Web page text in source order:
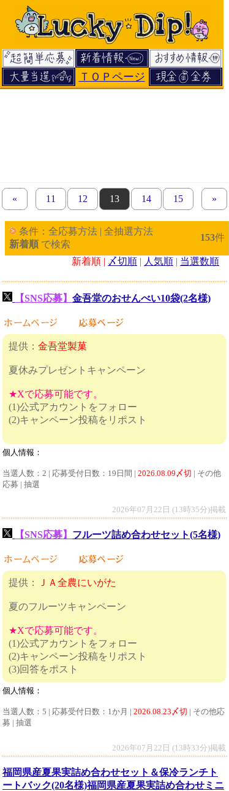
ＴＯＰページ
« previous set of pages
page
11 page
12 page
13 page
14 page
15 »
条件：全応募方法 | 全抽選方法
新着順 で検索
153件
新着順 | 〆切順 | 人気順 | 当選数順
【SNS応募】 金吾堂のおせんべい10袋(2名様)
提供： 金吾堂製菓
夏休みプレゼントキャンペーン
★Xで応募可能です。
(1)公式アカウントをフォロー
(2)キャンペーン投稿をリポスト
個人情報：
当選人数：2 | 応募受付日数：19日間 | 2026.08.09〆切 | その他
応募 | 抽選
2026年07月22日 (13時35分)掲載
【SNS応募】 フルーツ詰め合わせセット(5名様)
提供： ＪＡ全農にいがた
夏のフルーツキャンペーン
★Xで応募可能です。
(1)公式アカウントをフォロー
(2)キャンペーン投稿をリポスト
(3)回答をポスト
個人情報：
当選人数：5 | 応募受付日数：1か月 | 2026.08.23〆切 | その他応
募 | 抽選
2026年07月22日 (13時33分)掲載
福岡県産夏果実詰め合わせセット＆保冷ランチト
ートバック(20名様)福岡県産夏果実詰め合わせミニ